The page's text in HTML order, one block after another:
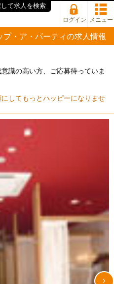
ログイン メニュー
・ア・パーティの求人情報
識の高い方、ご応募待っていま
してもっとハッピーになりませ
て求人を検索